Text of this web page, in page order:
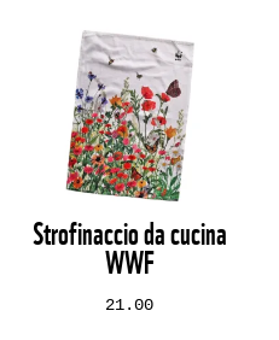
Strofinaccio da cucina
WWF
21.00